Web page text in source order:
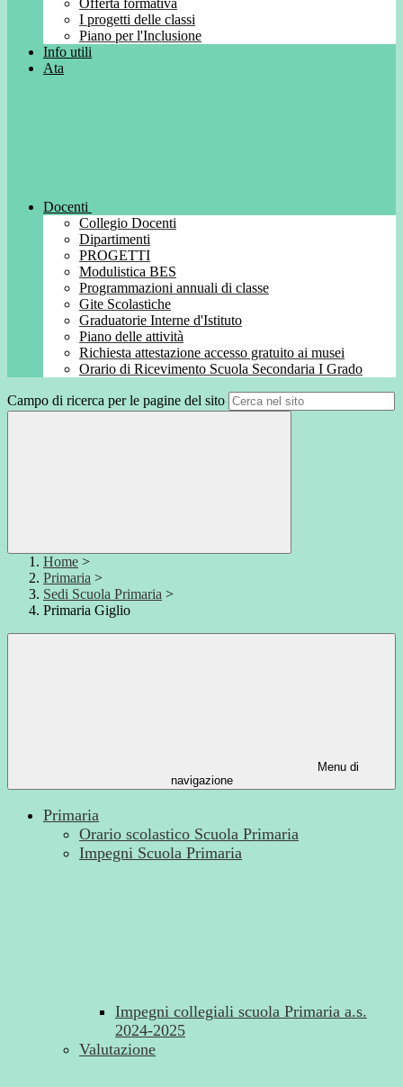
Offerta formativa
I progetti delle classi
Piano per l'Inclusione
Info utili
Ata
Docenti
Collegio Docenti
Dipartimenti
PROGETTI
Modulistica BES
Programmazioni annuali di classe
Gite Scolastiche
Graduatorie Interne d'Istituto
Piano delle attività
Richiesta attestazione accesso gratuito ai musei
Orario di Ricevimento Scuola Secondaria I Grado
Campo di ricerca per le pagine del sito
Home >
Primaria >
Sedi Scuola Primaria >
Primaria Giglio
Menu di
navigazione
Primaria
Orario scolastico Scuola Primaria
Impegni Scuola Primaria
Impegni collegiali scuola Primaria a.s.
2024-2025
Valutazione